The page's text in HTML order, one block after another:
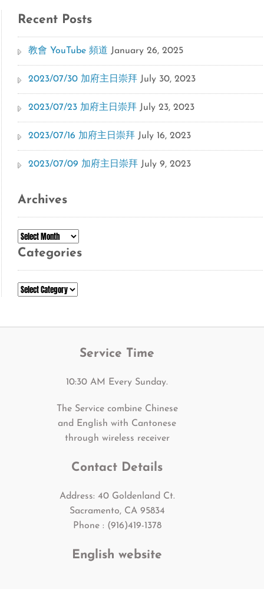
Recent Posts
教會 YouTube 頻道 January 26, 2025
2023/07/30 加府主日崇拜 July 30, 2023
2023/07/23 加府主日崇拜 July 23, 2023
2023/07/16 加府主日崇拜 July 16, 2023
2023/07/09 加府主日崇拜 July 9, 2023
Archives
Archives
Categories
Categories
Service Time
10:30 AM Every Sunday.
The Service combine Chinese
and English with Cantonese
through wireless receiver
Contact Details
Address: 40 Goldenland Ct.
Sacramento, CA 95834
Phone : (916)419-1378
English website